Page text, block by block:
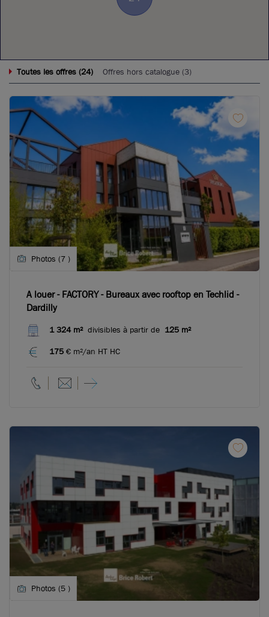
Toutes les offres (24) Offres hors catalogue (3)
Photos (7 )
A louer - FACTORY - Bureaux avec rooftop en Techlid -
Dardilly
1 324 m²divisibles à partir de 125 m²
175 € m²/an HT HC
Photos (5 )